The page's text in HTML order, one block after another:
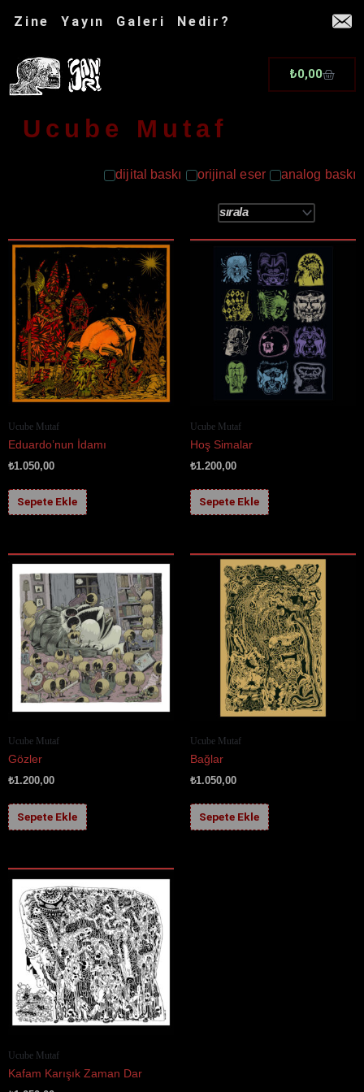
atlaZine Yayın Galeri Nedir?
₺0,00Cart
Ucube Mutaf
dijital baskı orijinal eser analog baskı
Ucube Mutaf
Eduardo’nun İdamı
₺1.050,00
Sepete Ekle
Ucube Mutaf
Hoş Simalar
₺1.200,00
Sepete Ekle
Ucube Mutaf
Gözler
₺1.200,00
Sepete Ekle
Ucube Mutaf
Bağlar
₺1.050,00
Sepete Ekle
Ucube Mutaf
Kafam Karışık Zaman Dar